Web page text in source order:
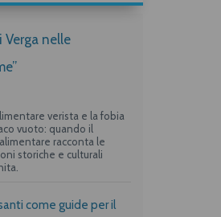
Verga nelle
verista e la fobia
vuoto: quando il
racconta le
storiche e culturali
come guide per il